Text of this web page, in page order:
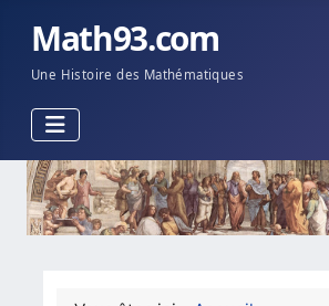
Math93.com
Une Histoire des Mathématiques